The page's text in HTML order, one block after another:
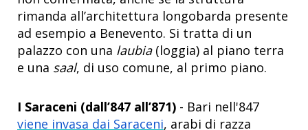
rimanda all’architettura longobarda presente
ad esempio a Benevento. Si tratta di un
palazzo con una laubia(loggia) al piano terra
e una saal, di uso comune, al primo piano.
I Saraceni (dall’847 all’871) - Bari nell'847
viene invasa dai Saraceni, arabi di razza